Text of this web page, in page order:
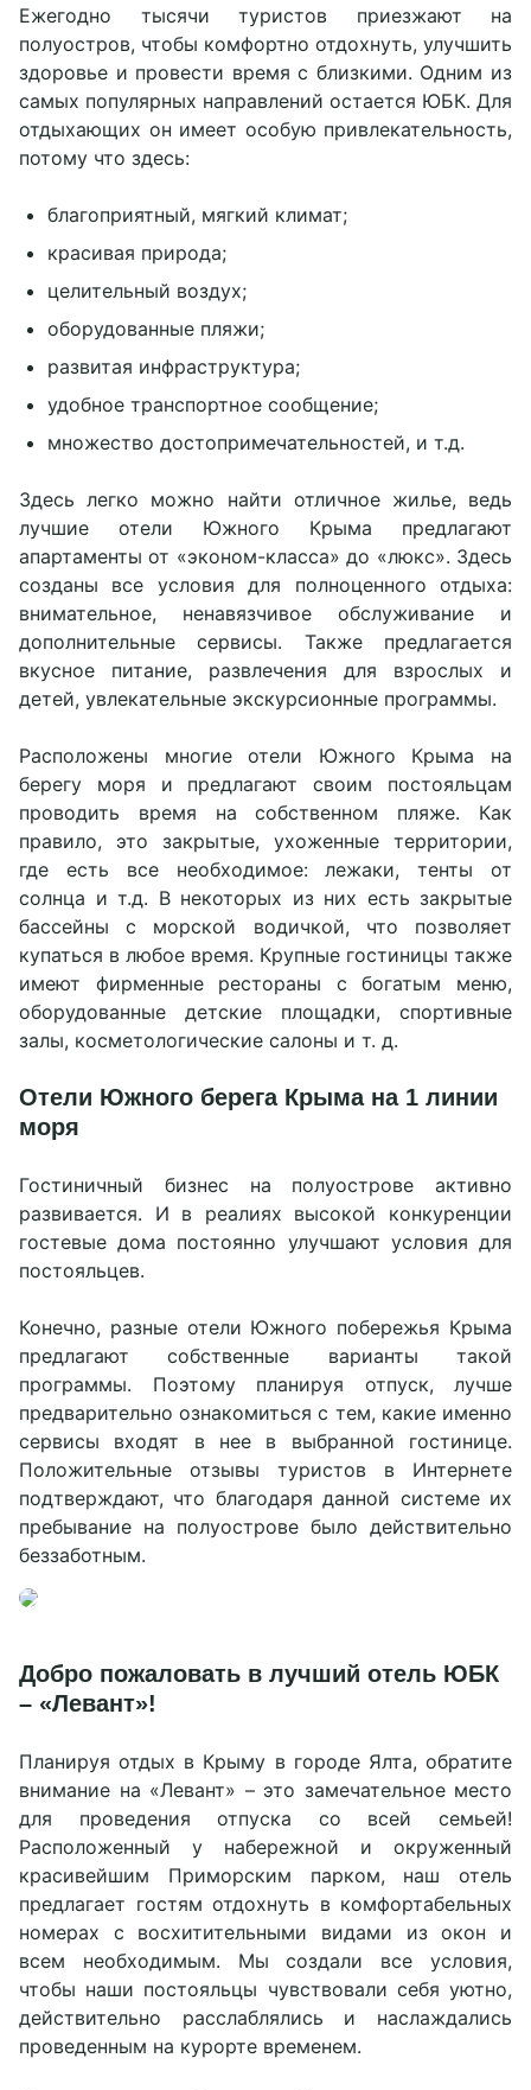
Программа лояльности
Новости
Документы
Блог
+7 (978) 911-57-75
reserve@levant.ru
MAX
Социальные сети
Ежегодно тысячи туристов приезжают на
полуостров, чтобы комфортно отдохнуть, улучшить
здоровье и провести время с близкими. Одним из
самых популярных направлений остается ЮБК. Для
отдыхающих он имеет особую привлекательность,
потому что здесь:
благоприятный, мягкий климат;
красивая природа;
целительный воздух;
оборудованные пляжи;
развитая инфраструктура;
удобное транспортное сообщение;
множество достопримечательностей, и т.д.
Здесь легко можно найти отличное жилье, ведь
лучшие отели Южного Крыма предлагают
апартаменты от «эконом-класса» до «люкс». Здесь
созданы все условия для полноценного отдыха:
внимательное, ненавязчивое обслуживание и
дополнительные сервисы. Также предлагается
вкусное питание, развлечения для взрослых и
детей, увлекательные экскурсионные программы.
Расположены многие отели Южного Крыма на
берегу моря и предлагают своим постояльцам
проводить время на собственном пляже. Как
правило, это закрытые, ухоженные территории,
где есть все необходимое: лежаки, тенты от
солнца и т.д. В некоторых из них есть закрытые
бассейны с морской водичкой, что позволяет
купаться в любое время. Крупные гостиницы также
имеют фирменные рестораны с богатым меню,
оборудованные детские площадки, спортивные
залы, косметологические салоны и т. д.
Отели Южного берега Крыма на 1 линии
моря
Гостиничный бизнес на полуострове активно
развивается. И в реалиях высокой конкуренции
гостевые дома постоянно улучшают условия для
постояльцев.
Конечно, разные отели Южного побережья Крыма
предлагают собственные варианты такой
программы. Поэтому планируя отпуск, лучше
предварительно ознакомиться с тем, какие именно
сервисы входят в нее в выбранной гостинице.
Положительные отзывы туристов в Интернете
подтверждают, что благодаря данной системе их
пребывание на полуострове было действительно
беззаботным.
Добро пожаловать в лучший отель ЮБК
– «Левант»!
Планируя отдых в Крыму в городе Ялта, обратите
внимание на «Левант» – это замечательное место
для проведения отпуска со всей семьей!
Расположенный у набережной и окруженный
красивейшим Приморским парком, наш отель
предлагает гостям отдохнуть в комфортабельных
номерах с восхитительными видами из окон и
всем необходимым. Мы создали все условия,
чтобы наши постояльцы чувствовали себя уютно,
действительно расслаблялись и наслаждались
проведенным на курорте временем.
Принять все
персональных данных.
Принять все